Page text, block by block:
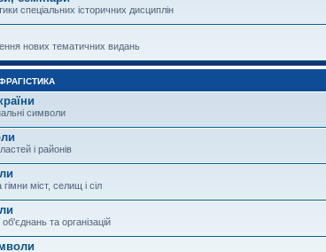
спеціальних історичних дисциплін
нових тематичних видань
символи
і районів
міст, селищ і сіл
та організацій